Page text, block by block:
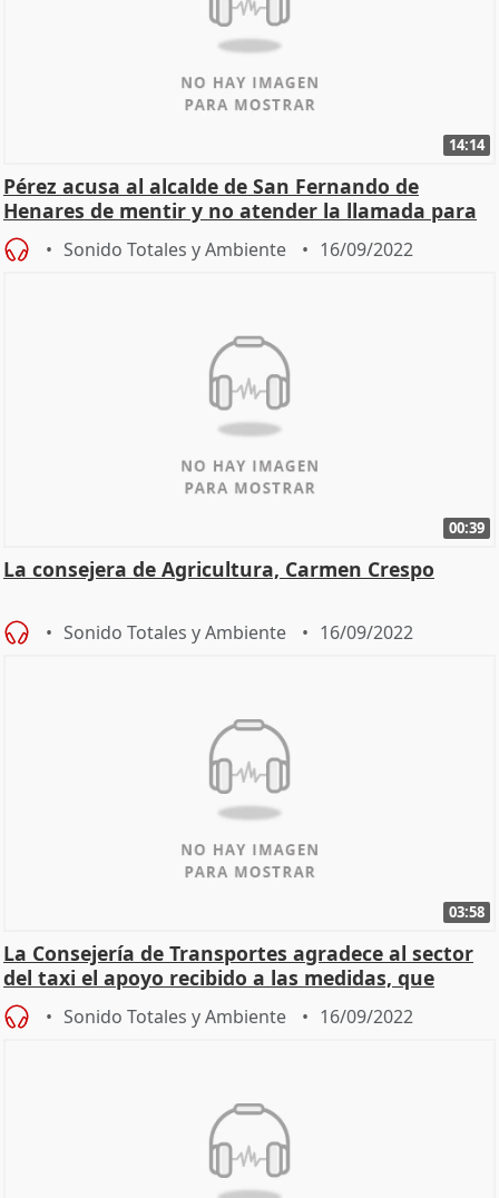
14:14
Pérez acusa al alcalde de San Fernando de
Henares de mentir y no atender la llamada para
comunicarle
Sonido Totales y Ambiente 16/09/2022
00:39
La consejera de Agricultura, Carmen Crespo
Sonido Totales y Ambiente 16/09/2022
03:58
La Consejería de Transportes agradece al sector
del taxi el apoyo recibido a las medidas, que
"puede
Sonido Totales y Ambiente 16/09/2022